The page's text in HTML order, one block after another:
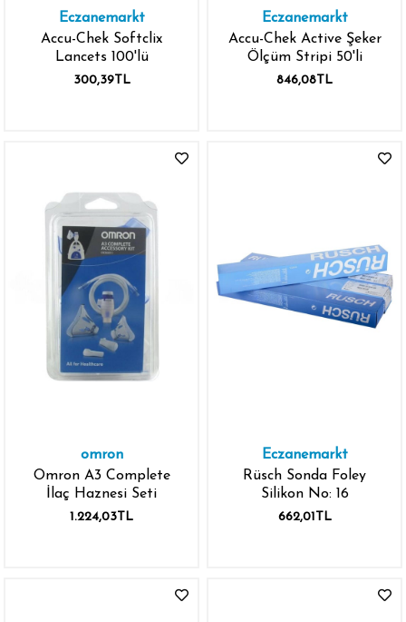
Eczanemarkt
Accu-Chek Softclix
Lancets 100'lü
300,39TL
Eczanemarkt
Accu-Chek Active Şeker
Ölçüm Stripi 50'li
846,08TL
omron
Omron A3 Complete
İlaç Haznesi Seti
1.224,03TL
Eczanemarkt
Rüsch Sonda Foley
Silikon No: 16
662,01TL